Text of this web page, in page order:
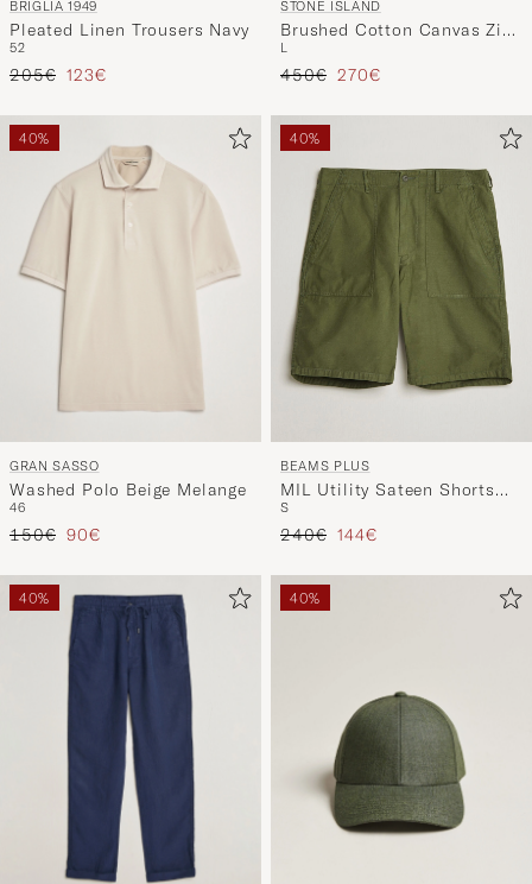
BRIGLIA 1949
Pleated Linen Trousers Navy
52
Regulärer Preis
205€ Reduzierter Preis
123€
STONE ISLAND
Brushed Cotton Canvas Zip
Overshirt Military Green
L
Regulärer Preis
450€ Reduzierter Preis
270€
40%
GRAN SASSO
Washed Polo Beige Melange
46
Regulärer Preis
150€ Reduzierter Preis
90€
40%
BEAMS PLUS
MIL Utility Sateen Shorts
Olive
S
Regulärer Preis
240€ Reduzierter Preis
144€
40% 40%